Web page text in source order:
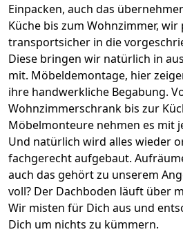
Einpacken, auch das
Küche bis zum Wohnzimmer, wir
transportsicher in die
Diese bringen wir natürlich in
mit. Möbeldemontage, hier
ihre handwerkliche Begabung.
Wohnzimmerschrank bis zur
Möbelmonteure nehmen es mit
Und natürlich wird alles wieder
fachgerecht aufgebaut.
auch das gehört zu unserem
voll? Der Dachboden läuft über
Wir misten für Dich aus und
Dich um nichts zu kümmern.